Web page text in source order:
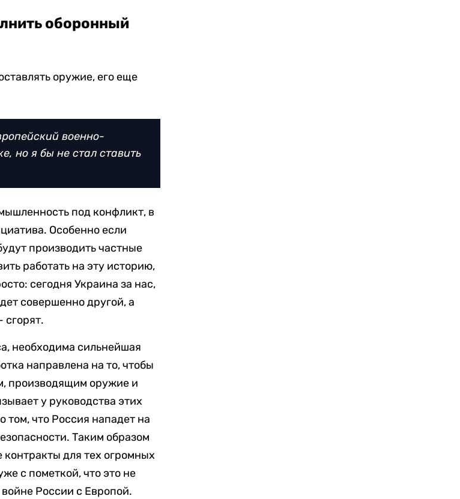
оборонный
оружие, его еще
военно-
но я бы не стал ставить
под конфликт, в
Особенно если
производить частные
работать на эту историю,
сегодня Украина за нас,
совершенно другой, а
сгорят.
необходима сильнейшая
направлена на то, чтобы
производящим оружие и
у руководства этих
том, что Россия нападет на
Таким образом
для тех огромных
с пометкой, что это не
России с Европой.